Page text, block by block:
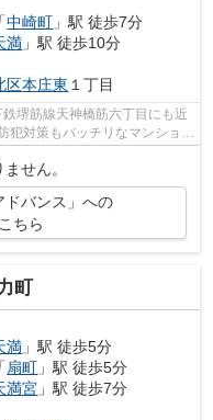
「中崎町 」駅 徒歩7分
満 」駅 徒歩10分
区本庄東 １丁目
堺筋線天神橋筋六丁目にも近
犯対策もバッチリなマンション
せん。
ドバンス」への
ちら
町
満 」駅 徒歩5分
「 扇町 」駅 徒歩5分
満宮 」駅 徒歩7分